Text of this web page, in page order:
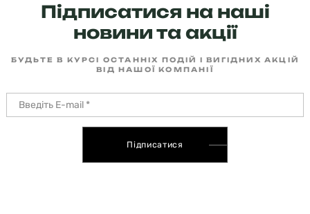
Підписатися на наші
новини та акції
БУДЬТЕ В КУРСІ ОСТАННІХ ПОДІЙ І ВИГІДНИХ АКЦІЙ
ВІД НАШОЇ КОМПАНІЇ
Підписатися